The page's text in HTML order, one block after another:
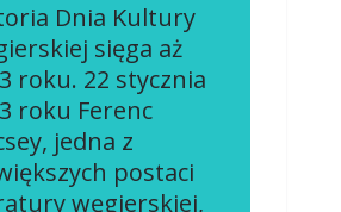
Dnia Kultury
sięga aż
roku. 22 stycznia
roku Ferenc
jedna z
postaci
węgierskiej,